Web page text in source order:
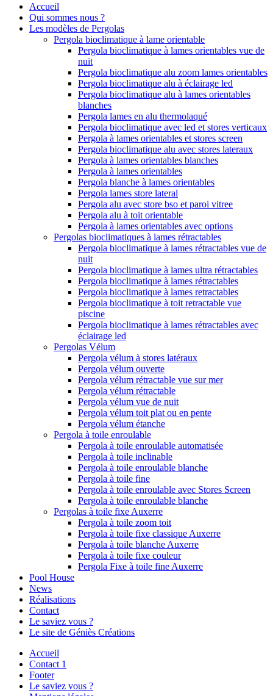
Accueil
Qui sommes nous ?
Les modèles de Pergolas
Pergola bioclimatique à lame orientable
Pergola bioclimatique à lames orientables vue de
nuit
Pergola bioclimatique alu zoom lames orientables
Pergola bioclimatique alu à éclairage led
Pergola bioclimatique alu à lames orientables
blanches
Pergola lames en alu thermolaqué
Pergola bioclimatique avec led et stores verticaux
Pergola à lames orientables et stores screen
Pergola bioclimatique alu avec stores lateraux
Pergola à lames orientables blanches
Pergola à lames orientables
Pergola blanche à lames orientables
Pergola lames store lateral
Pergola alu avec store bso et paroi vitree
Pergola alu à toit orientable
Pergola à lames orientables avec options
Pergolas bioclimatiques à lames rétractables
Pergola bioclimatique à lames rétractables vue de
nuit
Pergola bioclimatique à lames ultra rétractables
Pergola bioclimatique à lames rétractables
Pergola bioclimatique à lames retractables
Pergola bioclimatique à toit retractable vue
piscine
Pergola bioclimatique à lames rétractables avec
éclairage led
Pergolas Vélum
Pergola vélum à stores latéraux
Pergola vélum ouverte
Pergola vélum rétractable vue sur mer
Pergola vélum rétractable
Pergola vélum vue de nuit
Pergola vélum toit plat ou en pente
Pergola vélum étanche
Pergola à toile enroulable
Pergola à toile enroulable automatisée
Pergola à toile inclinable
Pergola à toile enroulable blanche
Pergola à toile fine
Pergola à toile enroulable avec Stores Screen
Pergola à toile enroulable blanche
Pergolas à toile fixe Auxerre
Pergola à toile zoom toit
Pergola à toile fixe classique Auxerre
Pergola à toile blanche Auxerre
Pergola à toile fixe couleur
Pergola Fixe à toile fine Auxerre
Pool House
News
Réalisations
Contact
Le saviez vous ?
Le site de Géniès Créations
Accueil
Contact 1
Footer
Le saviez vous ?